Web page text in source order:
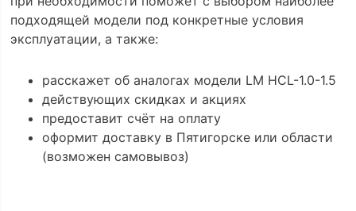
подходящей модели под конкретные условия
эксплуатации, а также:
расскажет об аналогах модели LM HCL-1.0-1.5
действующих скидках и акциях
предоставит счёт на оплату
оформит доставку в Пятигорске или области
(возможен самовывоз)